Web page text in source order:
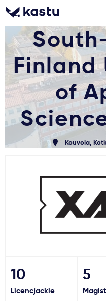
Powiadomienia
Zadzwoń
Gdzie studiować?
Jak aplikować?
Usługi
Finland
of
Kouvola,
10
Licencjackie
5